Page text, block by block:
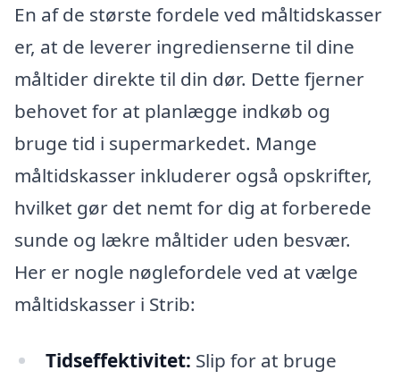
En af de største fordele ved måltidskasser
er, at de leverer ingredienserne til dine
måltider direkte til din dør. Dette fjerner
behovet for at planlægge indkøb og
bruge tid i supermarkedet. Mange
måltidskasser inkluderer også opskrifter,
hvilket gør det nemt for dig at forberede
sunde og lækre måltider uden besvær.
Her er nogle nøglefordele ved at vælge
måltidskasser i Strib:
Tidseffektivitet: Slip for at bruge